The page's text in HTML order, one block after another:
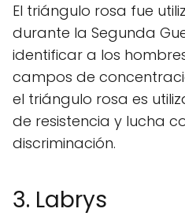
El triángulo rosa fue
durante la Segunda
identificar a los
campos de
el triángulo rosa es
de resistencia y lucha
discriminación.
3. Labrys